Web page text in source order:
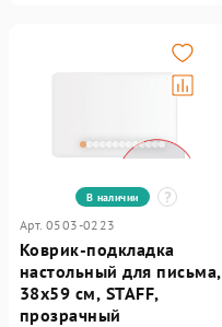
В наличии
Арт. 0503-0223
Коврик-подкладка
настольный для письма,
38х59 см, STAFF,
прозрачный